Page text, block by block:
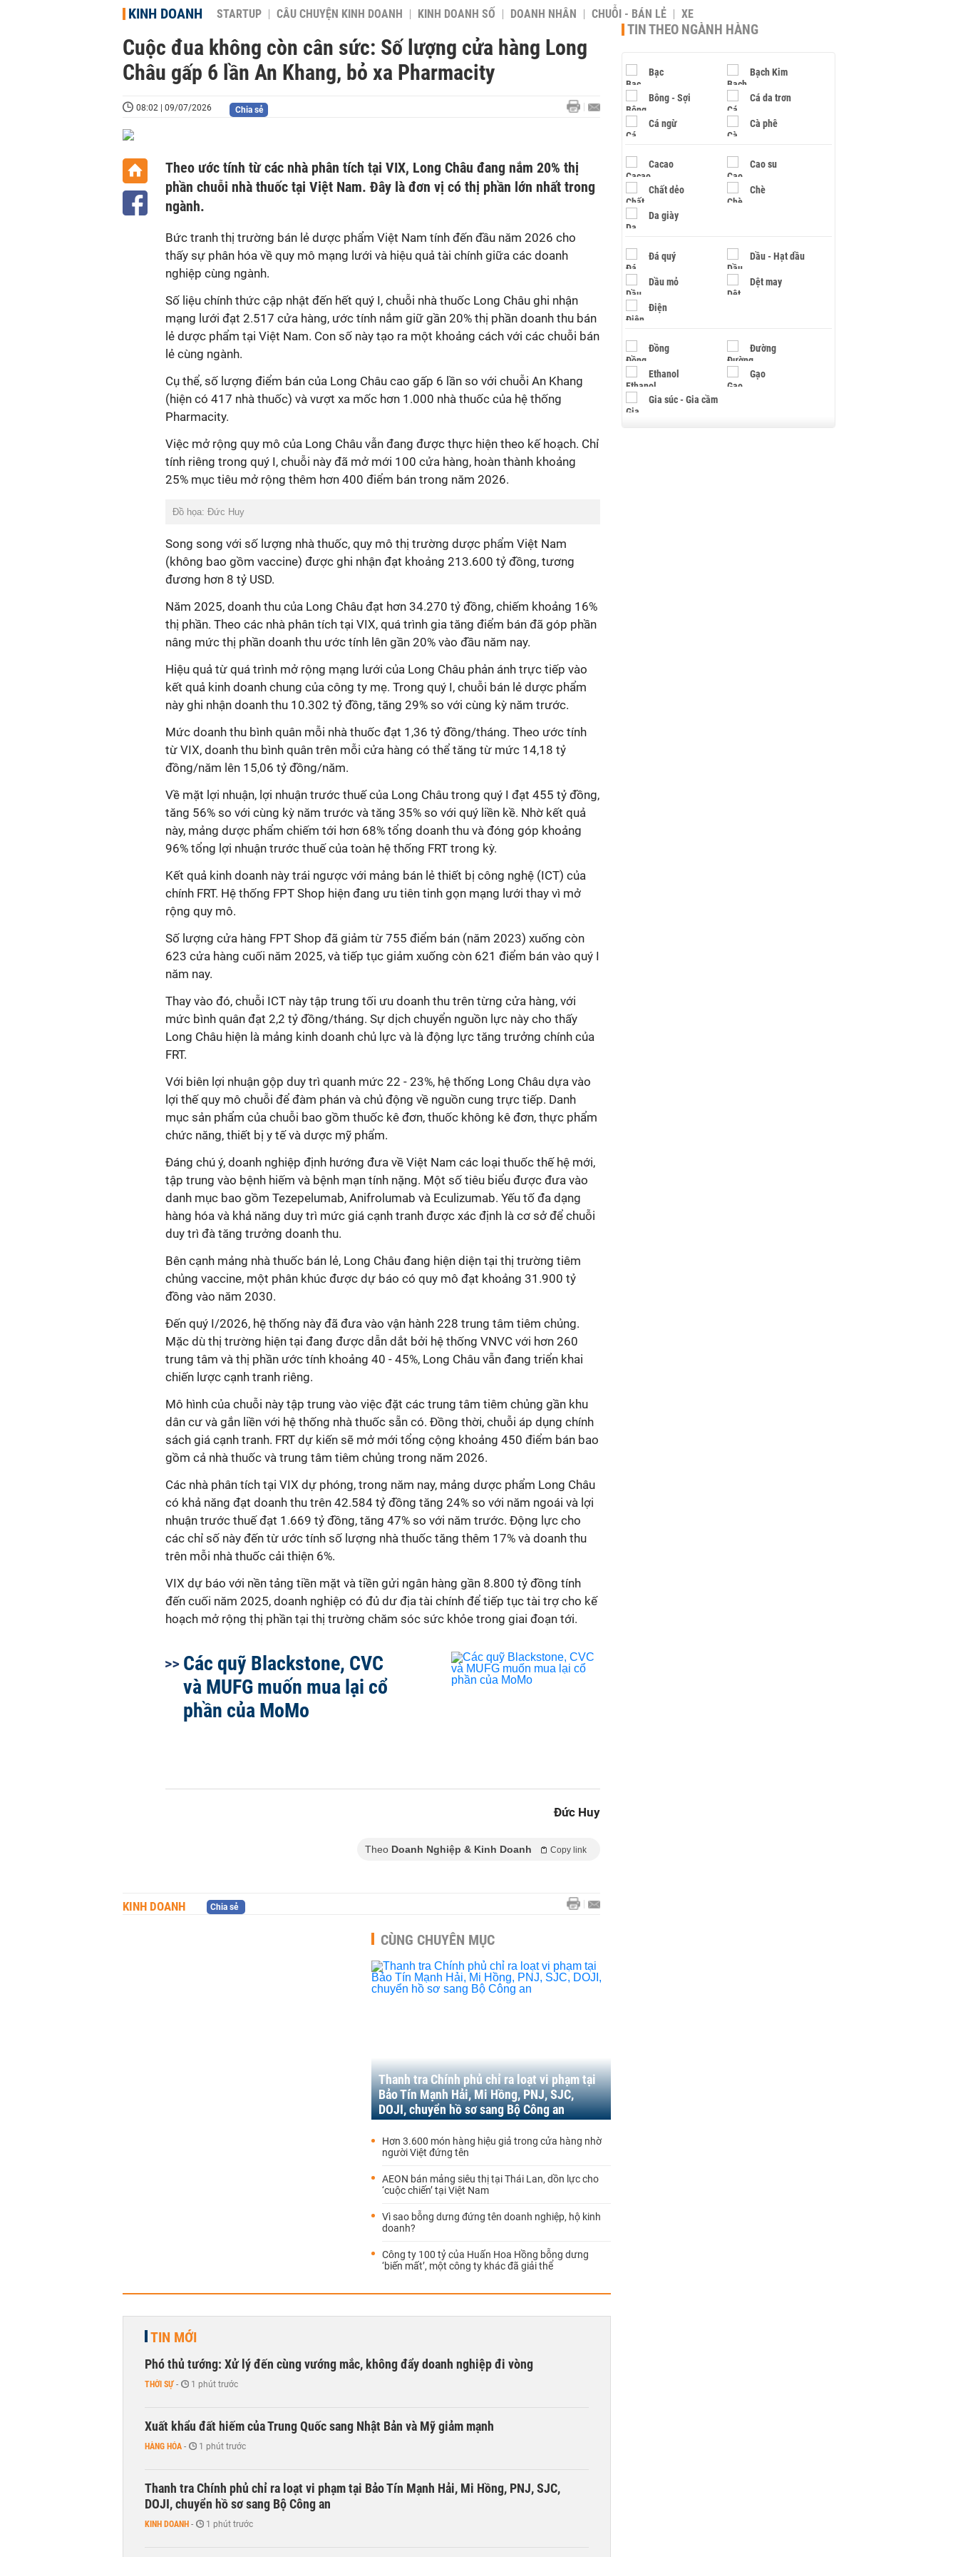
KINH DOANH STARTUP CÂU CHUYỆN KINH DOANH KINH DOANH SỐ DOANH NHÂN CHUỖI - BÁN LẺ XE
Cuộc đua không còn cân sức: Số lượng cửa hàng Long
Châu gấp 6 lần An Khang, bỏ xa Pharmacity
08:02 | 09/07/2026 Chia sẻ
Theo ước tính từ các nhà phân tích tại VIX, Long Châu đang nắm 20% thị
phần chuỗi nhà thuốc tại Việt Nam. Đây là đơn vị có thị phần lớn nhất trong
ngành.
Bức tranh thị trường bán lẻ dược phẩm Việt Nam tính đến đầu năm 2026 cho
thấy sự phân hóa về quy mô mạng lưới và hiệu quả tài chính giữa các doanh
nghiệp cùng ngành.
Số liệu chính thức cập nhật đến hết quý I, chuỗi nhà thuốc Long Châu ghi nhận
mạng lưới đạt 2.517 cửa hàng, ước tính nắm giữ gần 20% thị phần doanh thu bán
lẻ dược phẩm tại Việt Nam. Con số này tạo ra một khoảng cách với các chuỗi bán
lẻ cùng ngành.
Cụ thể, số lượng điểm bán của Long Châu cao gấp 6 lần so với chuỗi An Khang
(hiện có 417 nhà thuốc) và vượt xa mốc hơn 1.000 nhà thuốc của hệ thống
Pharmacity.
Việc mở rộng quy mô của Long Châu vẫn đang được thực hiện theo kế hoạch. Chỉ
tính riêng trong quý I, chuỗi này đã mở mới 100 cửa hàng, hoàn thành khoảng
25% mục tiêu mở rộng thêm hơn 400 điểm bán trong năm 2026.
Đồ họa: Đức Huy
Song song với số lượng nhà thuốc, quy mô thị trường dược phẩm Việt Nam
(không bao gồm vaccine) được ghi nhận đạt khoảng 213.600 tỷ đồng, tương
đương hơn 8 tỷ USD.
Năm 2025, doanh thu của Long Châu đạt hơn 34.270 tỷ đồng, chiếm khoảng 16%
thị phần. Theo các nhà phân tích tại VIX, quá trình gia tăng điểm bán đã góp phần
nâng mức thị phần doanh thu ước tính lên gần 20% vào đầu năm nay.
Hiệu quả từ quá trình mở rộng mạng lưới của Long Châu phản ánh trực tiếp vào
kết quả kinh doanh chung của công ty mẹ. Trong quý I, chuỗi bán lẻ dược phẩm
này ghi nhận doanh thu 10.302 tỷ đồng, tăng 29% so với cùng kỳ năm trước.
Mức doanh thu bình quân mỗi nhà thuốc đạt 1,36 tỷ đồng/tháng. Theo ước tính
từ VIX, doanh thu bình quân trên mỗi cửa hàng có thể tăng từ mức 14,18 tỷ
đồng/năm lên 15,06 tỷ đồng/năm.
Về mặt lợi nhuận, lợi nhuận trước thuế của Long Châu trong quý I đạt 455 tỷ đồng,
tăng 56% so với cùng kỳ năm trước và tăng 35% so với quý liền kề. Nhờ kết quả
này, mảng dược phẩm chiếm tới hơn 68% tổng doanh thu và đóng góp khoảng
96% tổng lợi nhuận trước thuế của toàn hệ thống FRT trong kỳ.
Kết quả kinh doanh này trái ngược với mảng bán lẻ thiết bị công nghệ (ICT) của
chính FRT. Hệ thống FPT Shop hiện đang ưu tiên tinh gọn mạng lưới thay vì mở
rộng quy mô.
Số lượng cửa hàng FPT Shop đã giảm từ 755 điểm bán (năm 2023) xuống còn
623 cửa hàng cuối năm 2025, và tiếp tục giảm xuống còn 621 điểm bán vào quý I
năm nay.
Thay vào đó, chuỗi ICT này tập trung tối ưu doanh thu trên từng cửa hàng, với
mức bình quân đạt 2,2 tỷ đồng/tháng. Sự dịch chuyển nguồn lực này cho thấy
Long Châu hiện là mảng kinh doanh chủ lực và là động lực tăng trưởng chính của
FRT.
Với biên lợi nhuận gộp duy trì quanh mức 22 - 23%, hệ thống Long Châu dựa vào
lợi thế quy mô chuỗi để đàm phán và chủ động về nguồn cung trực tiếp. Danh
mục sản phẩm của chuỗi bao gồm thuốc kê đơn, thuốc không kê đơn, thực phẩm
chức năng, thiết bị y tế và dược mỹ phẩm.
Đáng chú ý, doanh nghiệp định hướng đưa về Việt Nam các loại thuốc thế hệ mới,
tập trung vào bệnh hiếm và bệnh mạn tính nặng. Một số tiêu biểu được đưa vào
danh mục bao gồm Tezepelumab, Anifrolumab và Eculizumab. Yếu tố đa dạng
hàng hóa và khả năng duy trì mức giá cạnh tranh được xác định là cơ sở để chuỗi
duy trì đà tăng trưởng doanh thu.
Bên cạnh mảng nhà thuốc bán lẻ, Long Châu đang hiện diện tại thị trường tiêm
chủng vaccine, một phân khúc được dự báo có quy mô đạt khoảng 31.900 tỷ
đồng vào năm 2030.
Đến quý I/2026, hệ thống này đã đưa vào vận hành 228 trung tâm tiêm chủng.
Mặc dù thị trường hiện tại đang được dẫn dắt bởi hệ thống VNVC với hơn 260
trung tâm và thị phần ước tính khoảng 40 - 45%, Long Châu vẫn đang triển khai
chiến lược cạnh tranh riêng.
Mô hình của chuỗi này tập trung vào việc đặt các trung tâm tiêm chủng gần khu
dân cư và gắn liền với hệ thống nhà thuốc sẵn có. Đồng thời, chuỗi áp dụng chính
sách giá cạnh tranh. FRT dự kiến sẽ mở mới tổng cộng khoảng 450 điểm bán bao
gồm cả nhà thuốc và trung tâm tiêm chủng trong năm 2026.
Các nhà phân tích tại VIX dự phóng, trong năm nay, mảng dược phẩm Long Châu
có khả năng đạt doanh thu trên 42.584 tỷ đồng tăng 24% so với năm ngoái và lợi
nhuận trước thuế đạt 1.669 tỷ đồng, tăng 47% so với năm trước. Động lực cho
các chỉ số này đến từ ước tính số lượng nhà thuốc tăng thêm 17% và doanh thu
trên mỗi nhà thuốc cải thiện 6%.
VIX dự báo với nền tảng tiền mặt và tiền gửi ngân hàng gần 8.800 tỷ đồng tính
đến cuối năm 2025, doanh nghiệp có đủ dư địa tài chính để tiếp tục tài trợ cho kế
hoạch mở rộng thị phần tại thị trường chăm sóc sức khỏe trong giai đoạn tới.
Các quỹ Blackstone, CVC
và MUFG muốn mua lại cổ
phần của MoMo
Đức Huy
Theo Doanh Nghiệp & Kinh Doanh Copy link
KINH DOANH Chia sẻ
CÙNG CHUYÊN MỤC
Thanh tra Chính phủ chỉ ra loạt vi phạm tại
Bảo Tín Mạnh Hải, Mi Hồng, PNJ, SJC,
DOJI, chuyển hồ sơ sang Bộ Công an
Hơn 3.600 món hàng hiệu giả trong cửa hàng nhờ
người Việt đứng tên
AEON bán mảng siêu thị tại Thái Lan, dồn lực cho
‘cuộc chiến’ tại Việt Nam
Vì sao bỗng dưng đứng tên doanh nghiệp, hộ kinh
doanh?
Công ty 100 tỷ của Huấn Hoa Hồng bỗng dưng
‘biến mất’, một công ty khác đã giải thể
TIN MỚI
Phó thủ tướng: Xử lý đến cùng vướng mắc, không đẩy doanh nghiệp đi vòng
THỜI SỰ - 1 phút trước
Xuất khẩu đất hiếm của Trung Quốc sang Nhật Bản và Mỹ giảm mạnh
HÀNG HÓA - 1 phút trước
Thanh tra Chính phủ chỉ ra loạt vi phạm tại Bảo Tín Mạnh Hải, Mi Hồng, PNJ, SJC,
DOJI, chuyển hồ sơ sang Bộ Công an
KINH DOANH - 1 phút trước
TIN THEO NGÀNH HÀNG
Bạc Bạch Kim
Bông - Sợi Cá da trơn
Cá ngừ Cà phê
Cacao Cao su
Chất dẻo Chè
Da giày
Đá quý Dầu - Hạt dầu
Dầu mỏ Dệt may
Điện
Đồng Đường
Ethanol Gạo
Gia súc - Gia cầm